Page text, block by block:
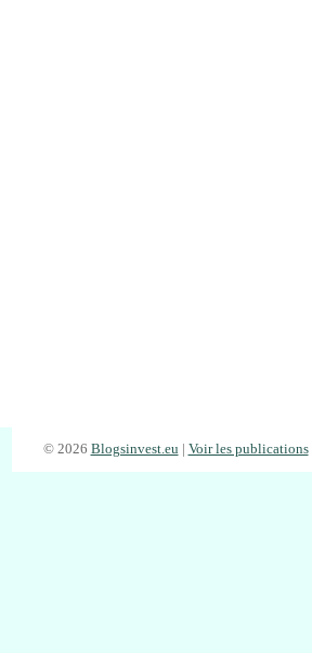
© 2026 Blogsinvest.eu Voir les publications|